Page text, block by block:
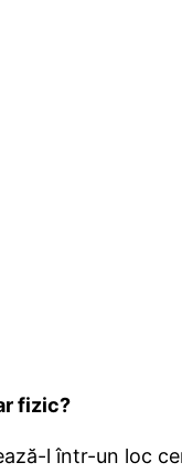
fizic?
l într-un loc